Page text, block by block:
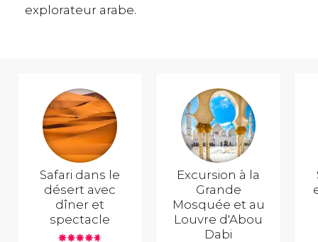
explorateur arabe.
Safari dans le
désert avec
dîner et
spectacle
Excursion à la
Grande
Mosquée et au
Louvre d'Abou
Dabi